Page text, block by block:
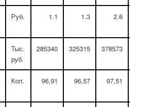
Руб. 1.1 1.3 2.6
Тыс.
руб.
285340 325315 378573
Коп. 96,91 96,57 97,51